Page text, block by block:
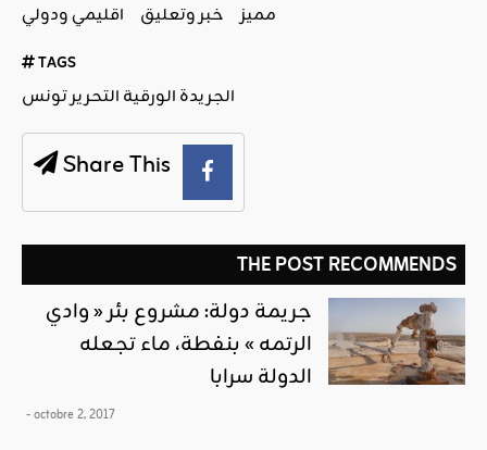
اقليمي ودولي خبر وتعليق مميز
TAGS
الجريدة الورقية التحرير تونس
Share This
THE POST RECOMMENDS
جريمة دولة: مشروع بئر « وادي
الرتمه » بنفطة، ماء تجعله
الدولة سرابا
- octobre 2, 2017